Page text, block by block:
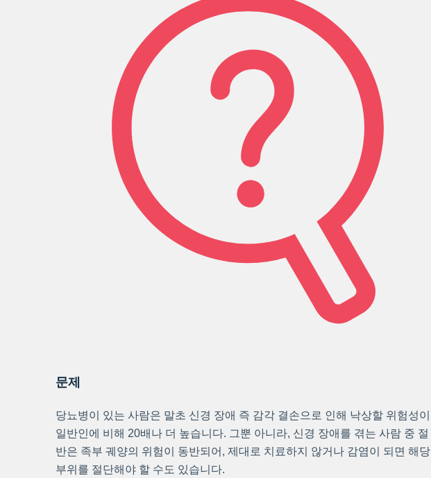
문제
당뇨병이 있는 사람은 말초 신경 장애 즉 감각 결손으로 인해 낙상할 위험성이
일반인에 비해 20배나 더 높습니다. 그뿐 아니라, 신경 장애를 겪는 사람 중 절
반은 족부 궤양의 위험이 동반되어, 제대로 치료하지 않거나 감염이 되면 해당
부위를 절단해야 할 수도 있습니다.